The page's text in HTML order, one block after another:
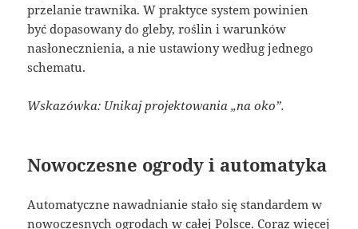
przelanie trawnika. W praktyce system powinien
być dopasowany do gleby, roślin i warunków
nasłonecznienia, a nie ustawiony według jednego
schematu.
Wskazówka: Unikaj projektowania „na oko”.
Nowoczesne ogrody i automatyka
Automatyczne nawadnianie stało się standardem w
nowoczesnych ogrodach w całej Polsce. Coraz więcej